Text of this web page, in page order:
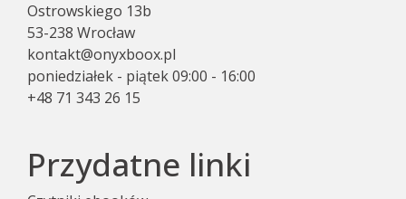
Ostrowskiego 13b
53-238 Wrocław
kontakt@onyxboox.pl
poniedziałek - piątek 09:00 - 16:00
+48 71 343 26 15
Przydatne linki